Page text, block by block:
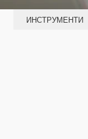
ИНСТРУМЕНТИ